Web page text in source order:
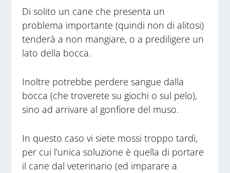
Di solito un cane che presenta un
problema importante (quindi non di alitosi)
tenderà a non mangiare, o a prediligere un
lato della bocca.
Inoltre potrebbe perdere sangue dalla
bocca (che troverete su giochi o sul pelo),
sino ad arrivare al gonfiore del muso.
In questo caso vi siete mossi troppo tardi,
per cui l’unica soluzione è quella di portare
il cane dal veterinario (ed imparare a